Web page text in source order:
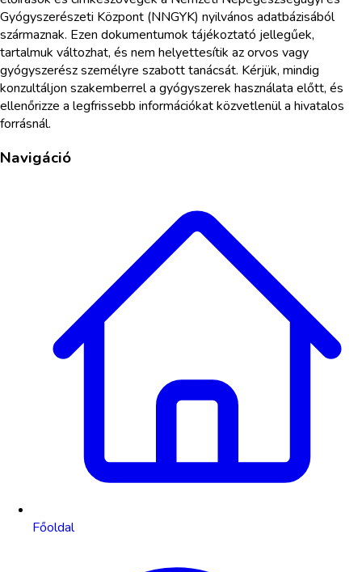
Gyógyszerészeti Központ (NNGYK) nyilvános adatbázisából
származnak. Ezen dokumentumok tájékoztató jellegűek,
tartalmuk változhat, és nem helyettesítik az orvos vagy
gyógyszerész személyre szabott tanácsát. Kérjük, mindig
konzultáljon szakemberrel a gyógyszerek használata előtt, és
ellenőrizze a legfrissebb információkat közvetlenül a hivatalos
forrásnál.
Navigáció
Főoldal